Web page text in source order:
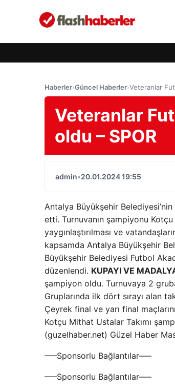
Haberler›Güncel Haberler›Veteranlar
Veteranlar
oldu – SPOR
admin•20.01.2024 19:55
Antalya Büyükşehir
etti. Turnuvanın şampiyonu
yaygınlaştırılması ve
kapsamda Antalya Büyükşehir
Büyükşehir Belediyesi Futbol
düzenlendi. KUPAYI VE
şampiyon oldu. Turnuvaya 2
Gruplarında ilk dört sırayı alan
Çeyrek final ve yarı final
Kotçu Mithat Ustalar Takımı
(guzelhaber.net) Güzel Haber
—–Sponsorlu Bağlantılar—–
—–Sponsorlu Bağlantılar—–